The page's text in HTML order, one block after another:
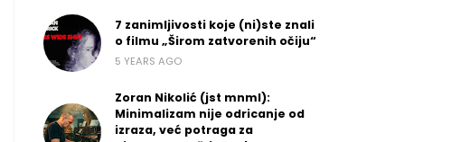
7 zanimljivosti koje (ni)ste znali
o filmu „Širom zatvorenih očiju“
5 YEARS AGO
Zoran Nikolić (jst mnml):
Minimalizam nije odricanje od
izraza, već potraga za